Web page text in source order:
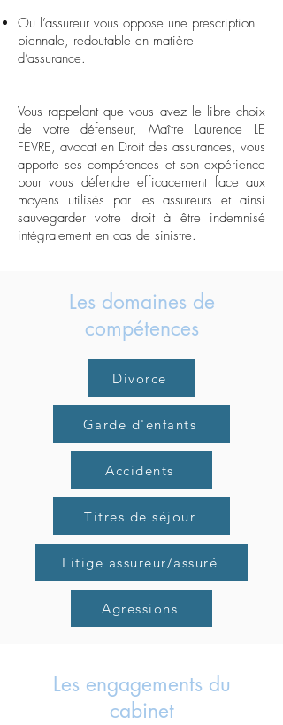
Ou l’assureur vous oppose une prescription
biennale, redoutable en matière
d’assurance.
Vous rappelant que vous avez le libre choix
de votre défenseur, Maître Laurence LE
FEVRE, avocat en Droit des assurances, vous
apporte ses compétences et son expérience
pour vous défendre efficacement face aux
moyens utilisés par les assureurs et ainsi
sauvegarder votre droit à être indemnisé
intégralement en cas de sinistre.
Les domaines de
compétences
Divorce
Garde d'enfants
Accidents
Titres de séjour
Litige assureur/assuré
Agressions
Les engagements du
cabinet